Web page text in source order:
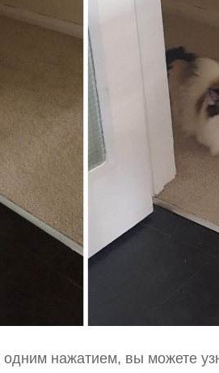
нажатием, вы можете